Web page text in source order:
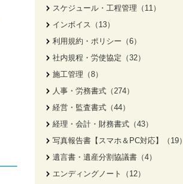
スケジュール・工程管理（11）
インボイス（13）
利用規約・ポリシー（6）
社内規程・労使協定（32）
施工管理（8）
人事・労務書式（274）
経営・監査書式（44）
経理・会計・財務書式（43）
写真報告書【スマホ＆PC対応】（19）
遺言書・遺産分割協議書（4）
エンディングノート（12）